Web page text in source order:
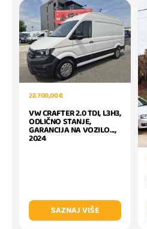
22.700,00 €
VW CRAFTER 2.0 TDI, L3H3,
ODLIČNO STANJE,
GARANCIJA NA VOZILO...,
2024
SAZNAJ VIŠE